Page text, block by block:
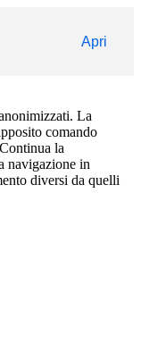
Apri
La
comando
la
navigazione in
diversi da quelli